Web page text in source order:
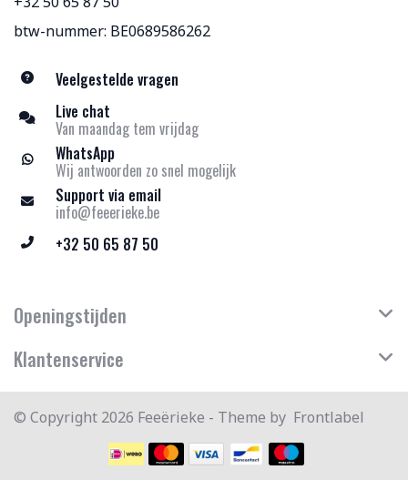
btw-nummer: BE0689586262
Veelgestelde vragen
Live chat
Van maandag tem vrijdag
WhatsApp
Wij antwoorden zo snel mogelijk
Support via email
info@feeerieke.be
+32 50 65 87 50
Openingstijden
Klantenservice
© Copyright 2026 Feeërieke - Theme by Frontlabel